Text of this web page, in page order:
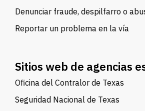
Denunciar fraude, despilfarro o
Reportar un problema en la vía
Sitios web de agencias
Oficina del Contralor de Texas
Seguridad Nacional de Texas